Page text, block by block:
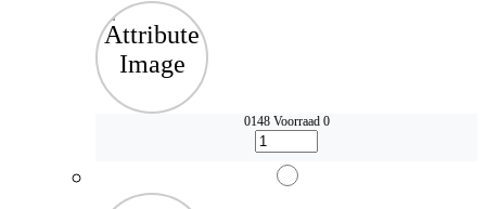
0148 Voorraad 0